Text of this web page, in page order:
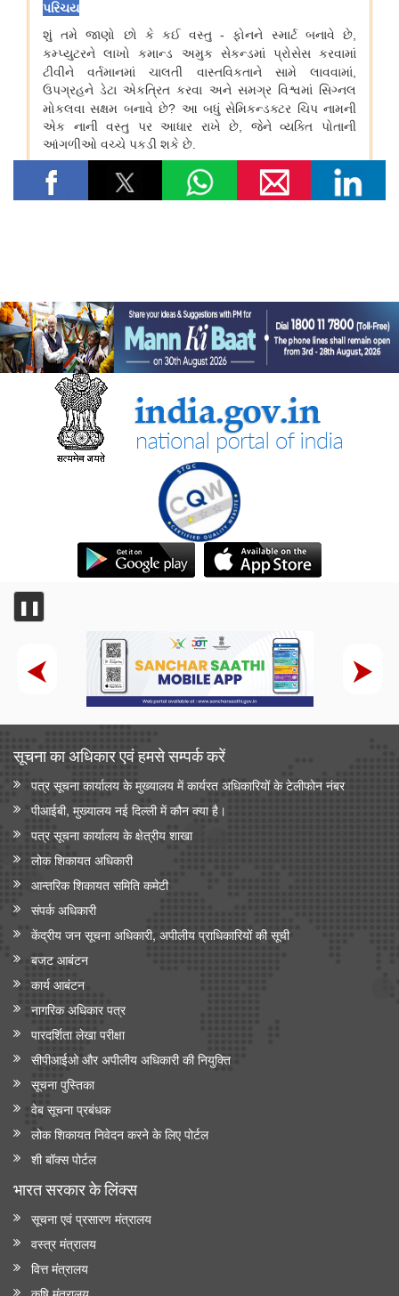
❚❚
सूचना का अधिकार एवं हमसे सम्‍पर्क करें
पत्र सूचना कार्यालय के मुख्यालय में कार्यरत अधिकारियों के टेलीफोन नंबर
पीआईबी, मुख्यालय नई दिल्ली में कौन क्या है।
पत्र सूचना कार्यालय के क्षेत्रीय शाखा
लोक शिकायत अधिकारी
आन्‍तरिक शिकायत समिति कमेटी
संपर्क अधिकारी
केंद्रीय जन सूचना अधिकारी, अपीलीय प्राधिकारियों की सूची
बजट आबंटन
कार्य आबंटन
नागरिक अधिकार पत्र
पारदर्शिता लेखा परीक्षा
सीपीआईओ और अपी‍लीय अधिकारी की नियुक्ति
सूचना पुस्तिका
वेब सूचना प्रबंधक
लोक शिकायत निवेदन करने के लिए पोर्टल
शी बॉक्स पोर्टल
भारत सरकार के लिंक्‍स
सूचना एवं प्रसारण मंत्रालय
वस्त्र मंत्रालय
वित्त मंत्रालय